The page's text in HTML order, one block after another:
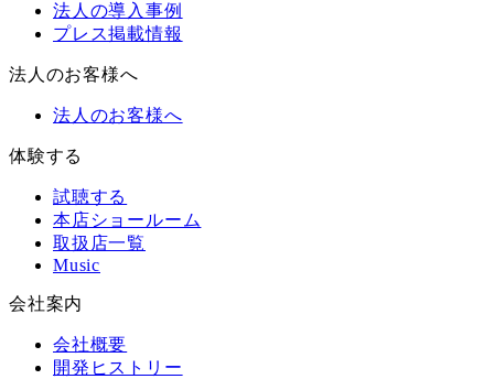
法人の導入事例
プレス掲載情報
法人のお客様へ
法人のお客様へ
体験する
試聴する
本店ショールーム
取扱店一覧
Music
会社案内
会社概要
開発ヒストリー